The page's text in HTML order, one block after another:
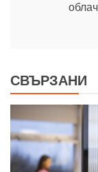
СВЪРЗАНИ